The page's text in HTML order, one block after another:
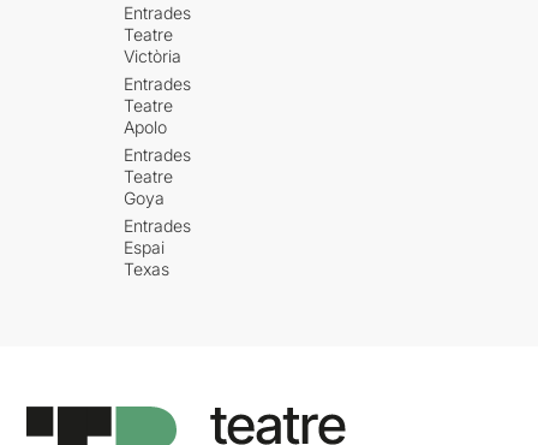
Entrades
Teatre
Victòria
Entrades
Teatre
Apolo
Entrades
Teatre
Goya
Entrades
Espai
Texas